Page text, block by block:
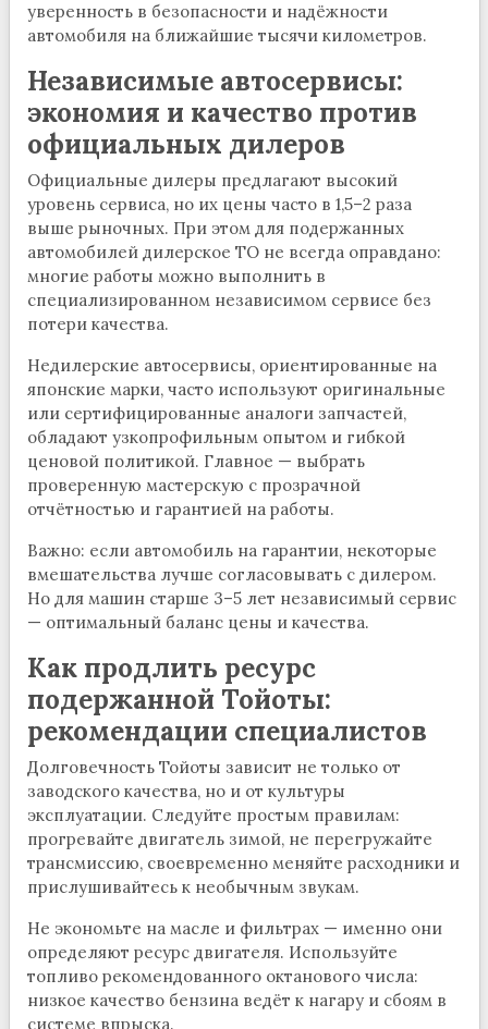
уверенность в безопасности и надёжности
автомобиля на ближайшие тысячи километров.
Независимые автосервисы:
экономия и качество против
официальных дилеров
Официальные дилеры предлагают высокий
уровень сервиса, но их цены часто в 1,5–2 раза
выше рыночных. При этом для подержанных
автомобилей дилерское ТО не всегда оправдано:
многие работы можно выполнить в
специализированном независимом сервисе без
потери качества.
Недилерские автосервисы, ориентированные на
японские марки, часто используют оригинальные
или сертифицированные аналоги запчастей,
обладают узкопрофильным опытом и гибкой
ценовой политикой. Главное — выбрать
проверенную мастерскую с прозрачной
отчётностью и гарантией на работы.
Важно: если автомобиль на гарантии, некоторые
вмешательства лучше согласовывать с дилером.
Но для машин старше 3–5 лет независимый сервис
— оптимальный баланс цены и качества.
Как продлить ресурс
подержанной Тойоты:
рекомендации специалистов
Долговечность Тойоты зависит не только от
заводского качества, но и от культуры
эксплуатации. Следуйте простым правилам:
прогревайте двигатель зимой, не перегружайте
трансмиссию, своевременно меняйте расходники и
прислушивайтесь к необычным звукам.
Не экономьте на масле и фильтрах — именно они
определяют ресурс двигателя. Используйте
топливо рекомендованного октанового числа:
низкое качество бензина ведёт к нагару и сбоям в
системе впрыска.